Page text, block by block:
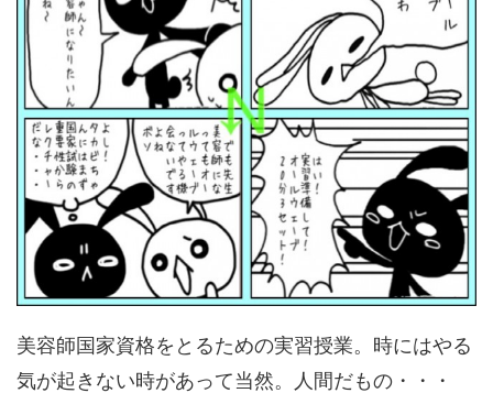
美容師国家資格をとるための実習授業。時にはやる
気が起きない時があって当然。人間だもの・・・